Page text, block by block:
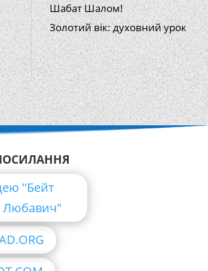
Шабат Шалом!
Золотий вік: духовний урок
"Бейт